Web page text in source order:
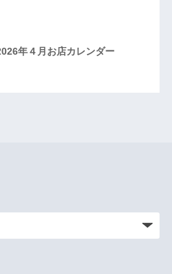
年４月お店カレンダー